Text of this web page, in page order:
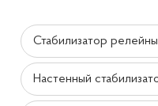
Стабилизатор
Настенный